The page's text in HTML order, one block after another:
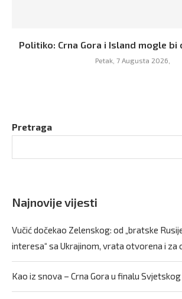
Politiko: Crna Gora i Island mogle bi
Petak, 7 Augusta 2026,
Pretraga
Najnovije vijesti
Vučić dočekao Zelenskog: od „bratske
interesa“ sa Ukrajinom, vrata otvorena i za
Kao iz snova – Crna Gora u finalu